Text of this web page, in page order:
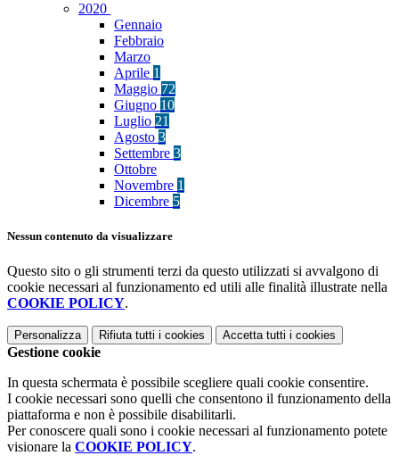
2020
Gennaio
Febbraio
Marzo
Aprile 1
Maggio 72
Giugno 10
Luglio 21
Agosto 3
Settembre 3
Ottobre
Novembre 1
Dicembre 5
Nessun contenuto da visualizzare
Questo sito o gli strumenti terzi da questo utilizzati si avvalgono di
cookie necessari al funzionamento ed utili alle finalità illustrate nella
COOKIE POLICY.
Personalizza Rifiuta tutti i cookies Accetta tutti i cookies
Gestione cookie
In questa schermata è possibile scegliere quali cookie consentire.
I cookie necessari sono quelli che consentono il funzionamento della
piattaforma e non è possibile disabilitarli.
Per conoscere quali sono i cookie necessari al funzionamento potete
visionare la COOKIE POLICY.